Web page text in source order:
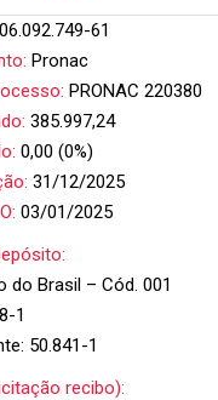
61
Pronac
PRONAC 220380
385.997,24
0,00 (0%)
31/12/2025
03/01/2025
do Brasil – Cód. 001
1
50.841-1
recibo):